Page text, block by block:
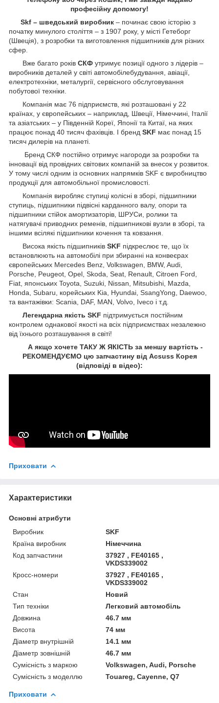
професійну допомогу!
Skf – шведський виробник – починає свою історію з
початку минулого століття – з 1907 року, у місті Гетеборг
(Швеція), з розробки та виготовлення підшипників для різних
сфер.
Вже багато років СКФ утримує позиції одного з лідерів –
виробників деталей у світі автомобілебудування, авіації,
електротехніки, металургії, сервісного обслуговування
побутової техніки.
Компанія має 76 підприємств, які розташовані у 22
країнах, у європейських – наприклад, Швеції, Німеччині, Італії
та азіатських – у Південній Кореї, Японії та Китаї, на яких
працює понад 40 тисяч фахівців. І бренд SKF має понад 15
тисяч дилерів на планеті.
Бренд СКФ постійно отримує нагороди за розробки та
інновації від провідних світових компаній за внесок у розвиток.
У тому числі одним із основних напрямків SKF є виробництво
продукції для автомобільної промисловості.
Компанія виробляє ступиці колісні в зборі, підшипники
ступиць, підшипники підвісні карданного валу, опори та
підшипники стійок амортизаторів, ШРУСи, ролики та
натягувачі приводних ременів, підшипникові вузли в зборі, та
іншими всілякі підшипники кочення та ковзання.
Висока якість підшипників SKF підкреслює те, що їх
встановлюють на автомобілі при збиранні на конвеєрах
європейських Mercedes Benz, Volkswagen, BMW, Audi,
Porsche, Peugeot, Opel, Skoda, Seat, Renault, Citroen Ford,
Fiat, японських Toyota, Suzuki, Nissan, Mitsubishi, Mazda,
Honda, Subaru, корейських Kia, Hyundai, SsangYong, Daewoo,
та вантажівки: Scania, DAF, MAN, Volvo, Iveco і т.д.
Легендарна якість SKF підтримується постійним
контролем однакової якості на всіх підприємствах незалежно
від їхнього розташування в світі!
А якщо хочете ТАКУ Ж ЯКІСТЬ за меншу вартість -
РЕКОМЕНДУЄМО цю запчастину від Acsuss Корея
(відповіді в відео):
Приховати
Характеристики
Основні атрибути
Виробник
SKF
Країна виробник
Німеччина
Код запчастини
37927 , FE40165 ,
VKDS339002
Кросс-номери
37927 , FE40165 ,
VKDS339002
Стан
Новий
Тип техніки
Легковий автомобіль
Довжина
46.7 мм
Висота
74 мм
Діаметр внутрішній
14.1 мм
Діаметр зовнішній
46.7 мм
Сумісність з маркою
Volkswagen, Audi, Porsche
Сумісність з моделлю
Touareg, Cayenne, Q7
Приховати